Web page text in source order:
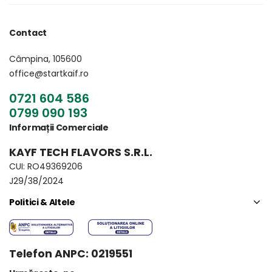
Contact
Câmpina, 105600
office@startkaif.ro
0721 604 586
0799 090 193
Informații Comerciale
KAYF TECH FLAVORS S.R.L.
CUI: RO49369206
J29/38/2024
Politici & Altele
Telefon ANPC: 0219551